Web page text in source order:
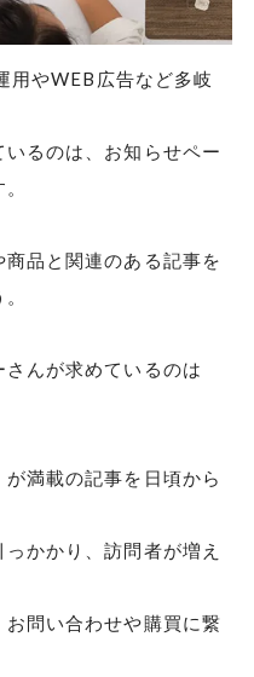
用やWEB広告など多岐
るのは、お知らせペー
品と関連のある記事を
んが求めているのは
満載の記事を日頃から
かかり、訪問者が増え
問い合わせや購買に繋